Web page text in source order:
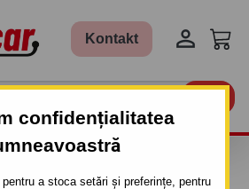
confidențialitatea
a stoca setări și preferințe, pentru
Kontakt 
PENTRU KIA